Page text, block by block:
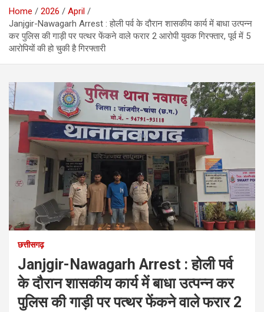
Home 2026
April
Janjgir-Nawagarh Arrest : होली पर्व के दौरान शासकीय कार्य में बाधा उत्पन्न
कर पुलिस की गाड़ी पर पत्थर फेंकने वाले फरार 2 आरोपी युवक गिरफ्तार, पूर्व में 5
आरोपियों की हो चुकी है गिरफ्तारी
छत्तीसगढ़
Janjgir-Nawagarh Arrest : होली पर्व
के दौरान शासकीय कार्य में बाधा उत्पन्न कर
पुलिस की गाड़ी पर पत्थर फेंकने वाले फरार 2